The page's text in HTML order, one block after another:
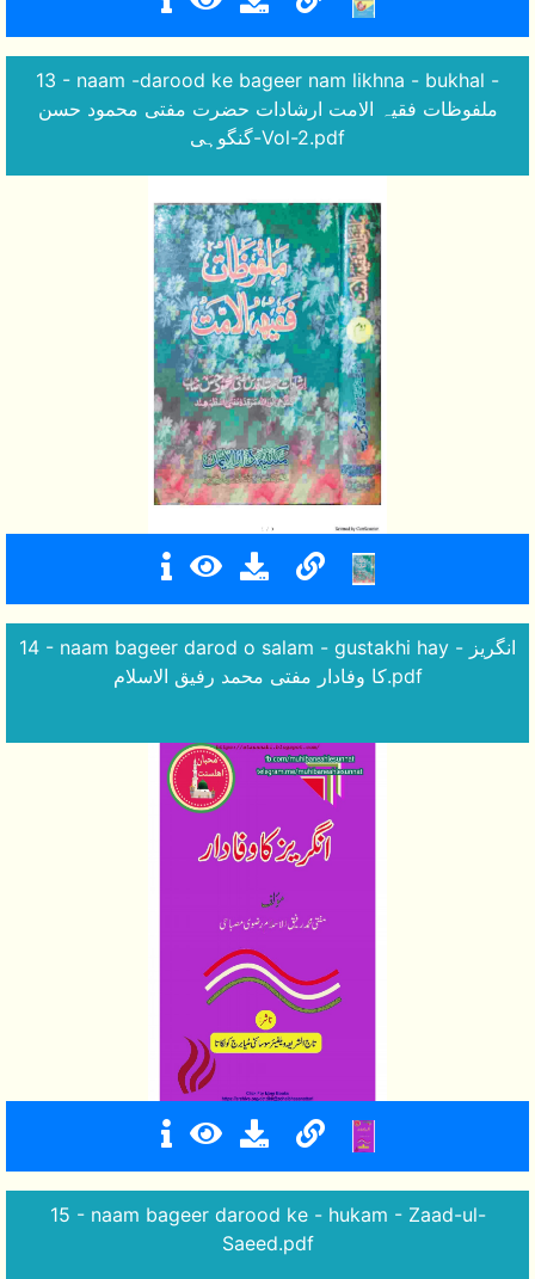
13 - naam -darood ke bageer nam likhna - bukhal -
ملفوظات فقیہ الامت ارشادات حضرت مفتی محمود حسن
گنگوہی-Vol-2.pdf
14 - naam bageer darod o salam - gustakhi hay - انگریز
کا وفادار مفتی محمد رفیق الاسلام.pdf
15 - naam bageer darood ke - hukam - Zaad-ul-
Saeed.pdf